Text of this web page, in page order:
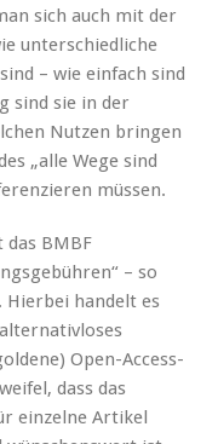
sich auch mit der
unterschiedliche
– wie einfach sind
sind sie in der
Nutzen bringen
„alle Wege sind
müssen.
BMBF
– so
. Hierbei handelt es
Open-Access-
dass das
einzelne Artikel